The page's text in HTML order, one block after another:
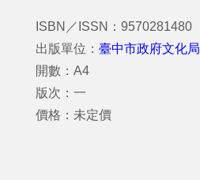
ISBN／ISSN：9570281480
出版單位： 臺中市政府文化局
開數：A4
版次：一
價格：未定價